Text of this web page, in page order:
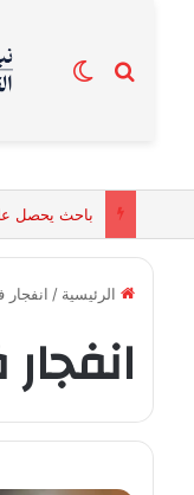
بحث عنالوضع
الرئيسية / انفجار